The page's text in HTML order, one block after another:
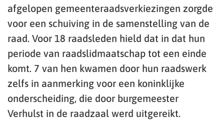
afgelopen gemeenteraadsverkiezingen zorgde
voor een schuiving in de samenstelling van de
raad. Voor 18 raadsleden hield dat in dat hun
periode van raadslidmaatschap tot een einde
komt. 7 van hen kwamen door hun raadswerk
zelfs in aanmerking voor een koninklijke
onderscheiding, die door burgemeester
Verhulst in de raadzaal werd uitgereikt.